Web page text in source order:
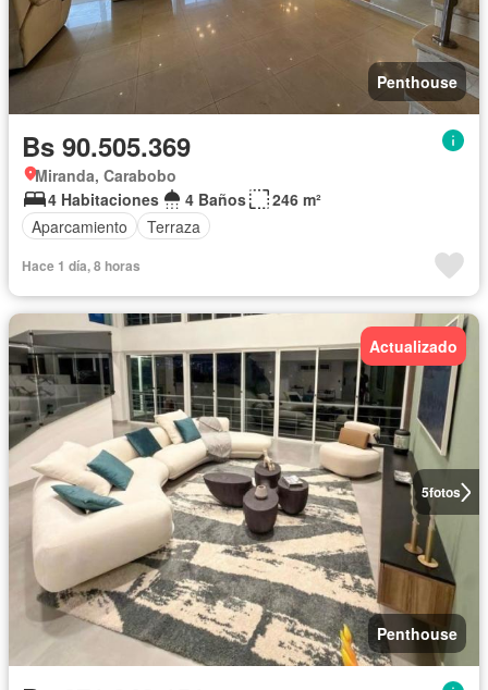
Penthouse
Bs 90.505.369
Miranda, Carabobo
4 Habitaciones
4 Baños
246 m²
Aparcamiento
Terraza
Hace 1 día, 8 horas
5fotos
Actualizado
Penthouse